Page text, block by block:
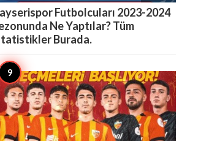
Futbolcuları 2023-2024
Ne Yaptılar? Tüm
Burada.